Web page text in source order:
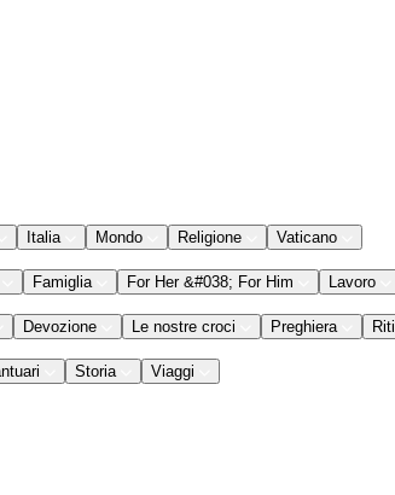
Italia Mondo Religione Vaticano
Famiglia For Her &#038; For Him Lavoro
Devozione Le nostre croci Preghiera Riti
Storia Viaggi